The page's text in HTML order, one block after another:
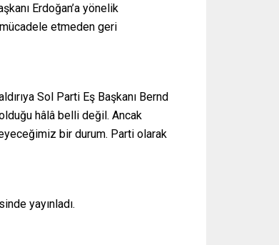
Erdoğan’a yönelik
mücadele etmeden geri
Sol Parti Eş Başkanı Bernd
hâlâ belli değil. Ancak
bir durum. Parti olarak
yayınladı.